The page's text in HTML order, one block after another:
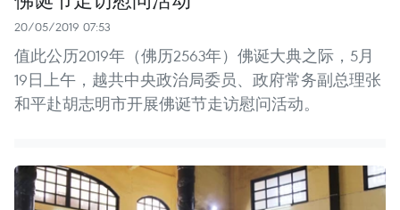
20/05/2019 07:53
值此公历2019年（佛历2563年）佛诞大典之际，5月
19日上午，越共中央政治局委员、政府常务副总理张
和平赴胡志明市开展佛诞节走访慰问活动。